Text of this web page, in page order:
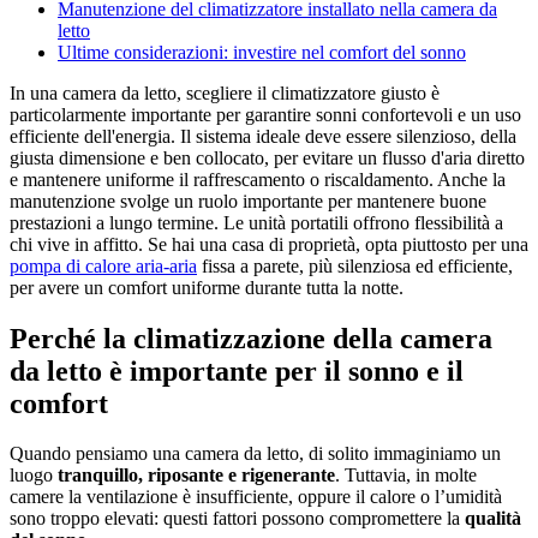
Manutenzione del climatizzatore installato nella camera da
letto
Ultime considerazioni: investire nel comfort del sonno
In una camera da letto, scegliere il climatizzatore giusto è
particolarmente importante per garantire sonni confortevoli e un uso
efficiente dell'energia. Il sistema ideale deve essere silenzioso, della
giusta dimensione e ben collocato, per evitare un flusso d'aria diretto
e mantenere uniforme il raffrescamento o riscaldamento. Anche la
manutenzione svolge un ruolo importante per mantenere buone
prestazioni a lungo termine. Le unità portatili offrono flessibilità a
chi vive in affitto. Se hai una casa di proprietà, opta piuttosto per una
pompa di calore aria-aria fissa a parete, più silenziosa ed efficiente,
per avere un comfort uniforme durante tutta la notte.
Perché la climatizzazione della camera
da letto è importante per il sonno e il
comfort
Quando pensiamo una camera da letto, di solito immaginiamo un
luogo tranquillo, riposante e rigenerante. Tuttavia, in molte
camere la ventilazione è insufficiente, oppure il calore o l’umidità
sono troppo elevati: questi fattori possono compromettere la qualità